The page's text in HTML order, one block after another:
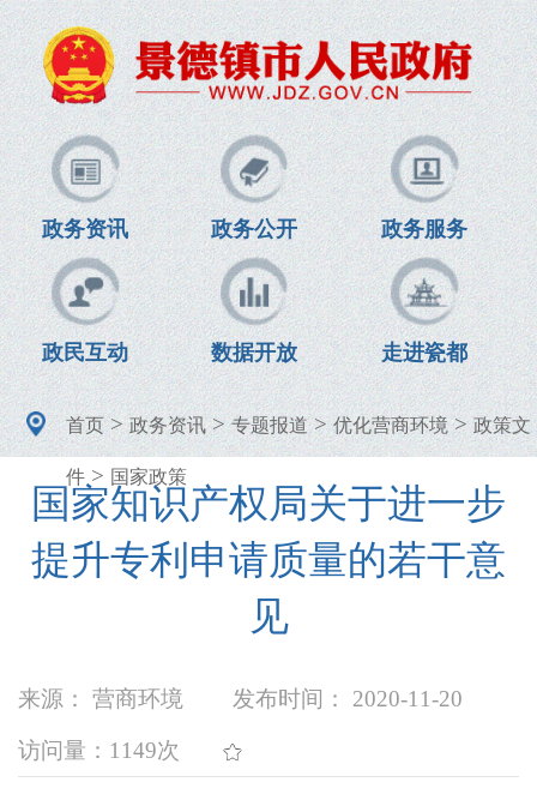
政务资讯 政务公开 政务服务
政民互动 数据开放 走进瓷都
首页>政务资讯>专题报道>优化营商环境>政策文
件> 国家政策
国家知识产权局关于进一步
提升专利申请质量的若干意
见
来源： 营商环境 发布时间： 2020-11-20
访问量： 1149次